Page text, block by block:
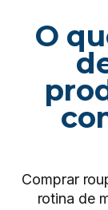
O
Comprar
rotina de